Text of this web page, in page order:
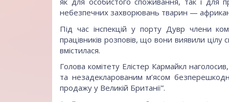
небезпечних захворювань тварин —
Під час інспекцій у порту Дувр члени
працівників розповів, що вони виявили
вмістилася.
Голова комітету Елістер Кармайкл
та незадекларованим м’ясом
продажу у Великій Британії”.